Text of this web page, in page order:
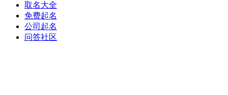
取名大全
免费起名
公司起名
问答社区